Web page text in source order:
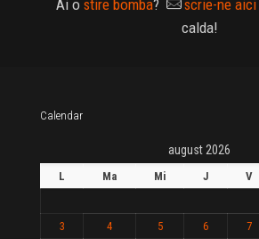
Ai o stire bomba? scrie-ne aici
calda!
Calendar
august 2026
L Ma Mi J V
3
4 5 6 7